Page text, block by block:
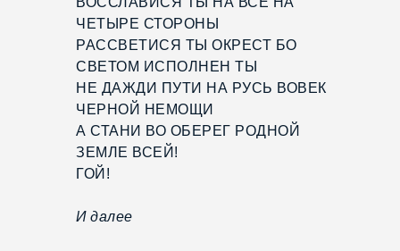
ЧЕТЫРЕ СТОРОНЫ
РАССВЕТИСЯ ТЫ ОКРЕСТ БО
СВЕТОМ ИСПОЛНЕН ТЫ
НЕ ДАЖДИ ПУТИ НА РУСЬ ВОВЕК
ЧЕРНОЙ НЕМОЩИ
А СТАНИ ВО ОБЕРЕГ РОДНОЙ
ЗЕМЛЕ ВСЕЙ!
ГОЙ!
И далее